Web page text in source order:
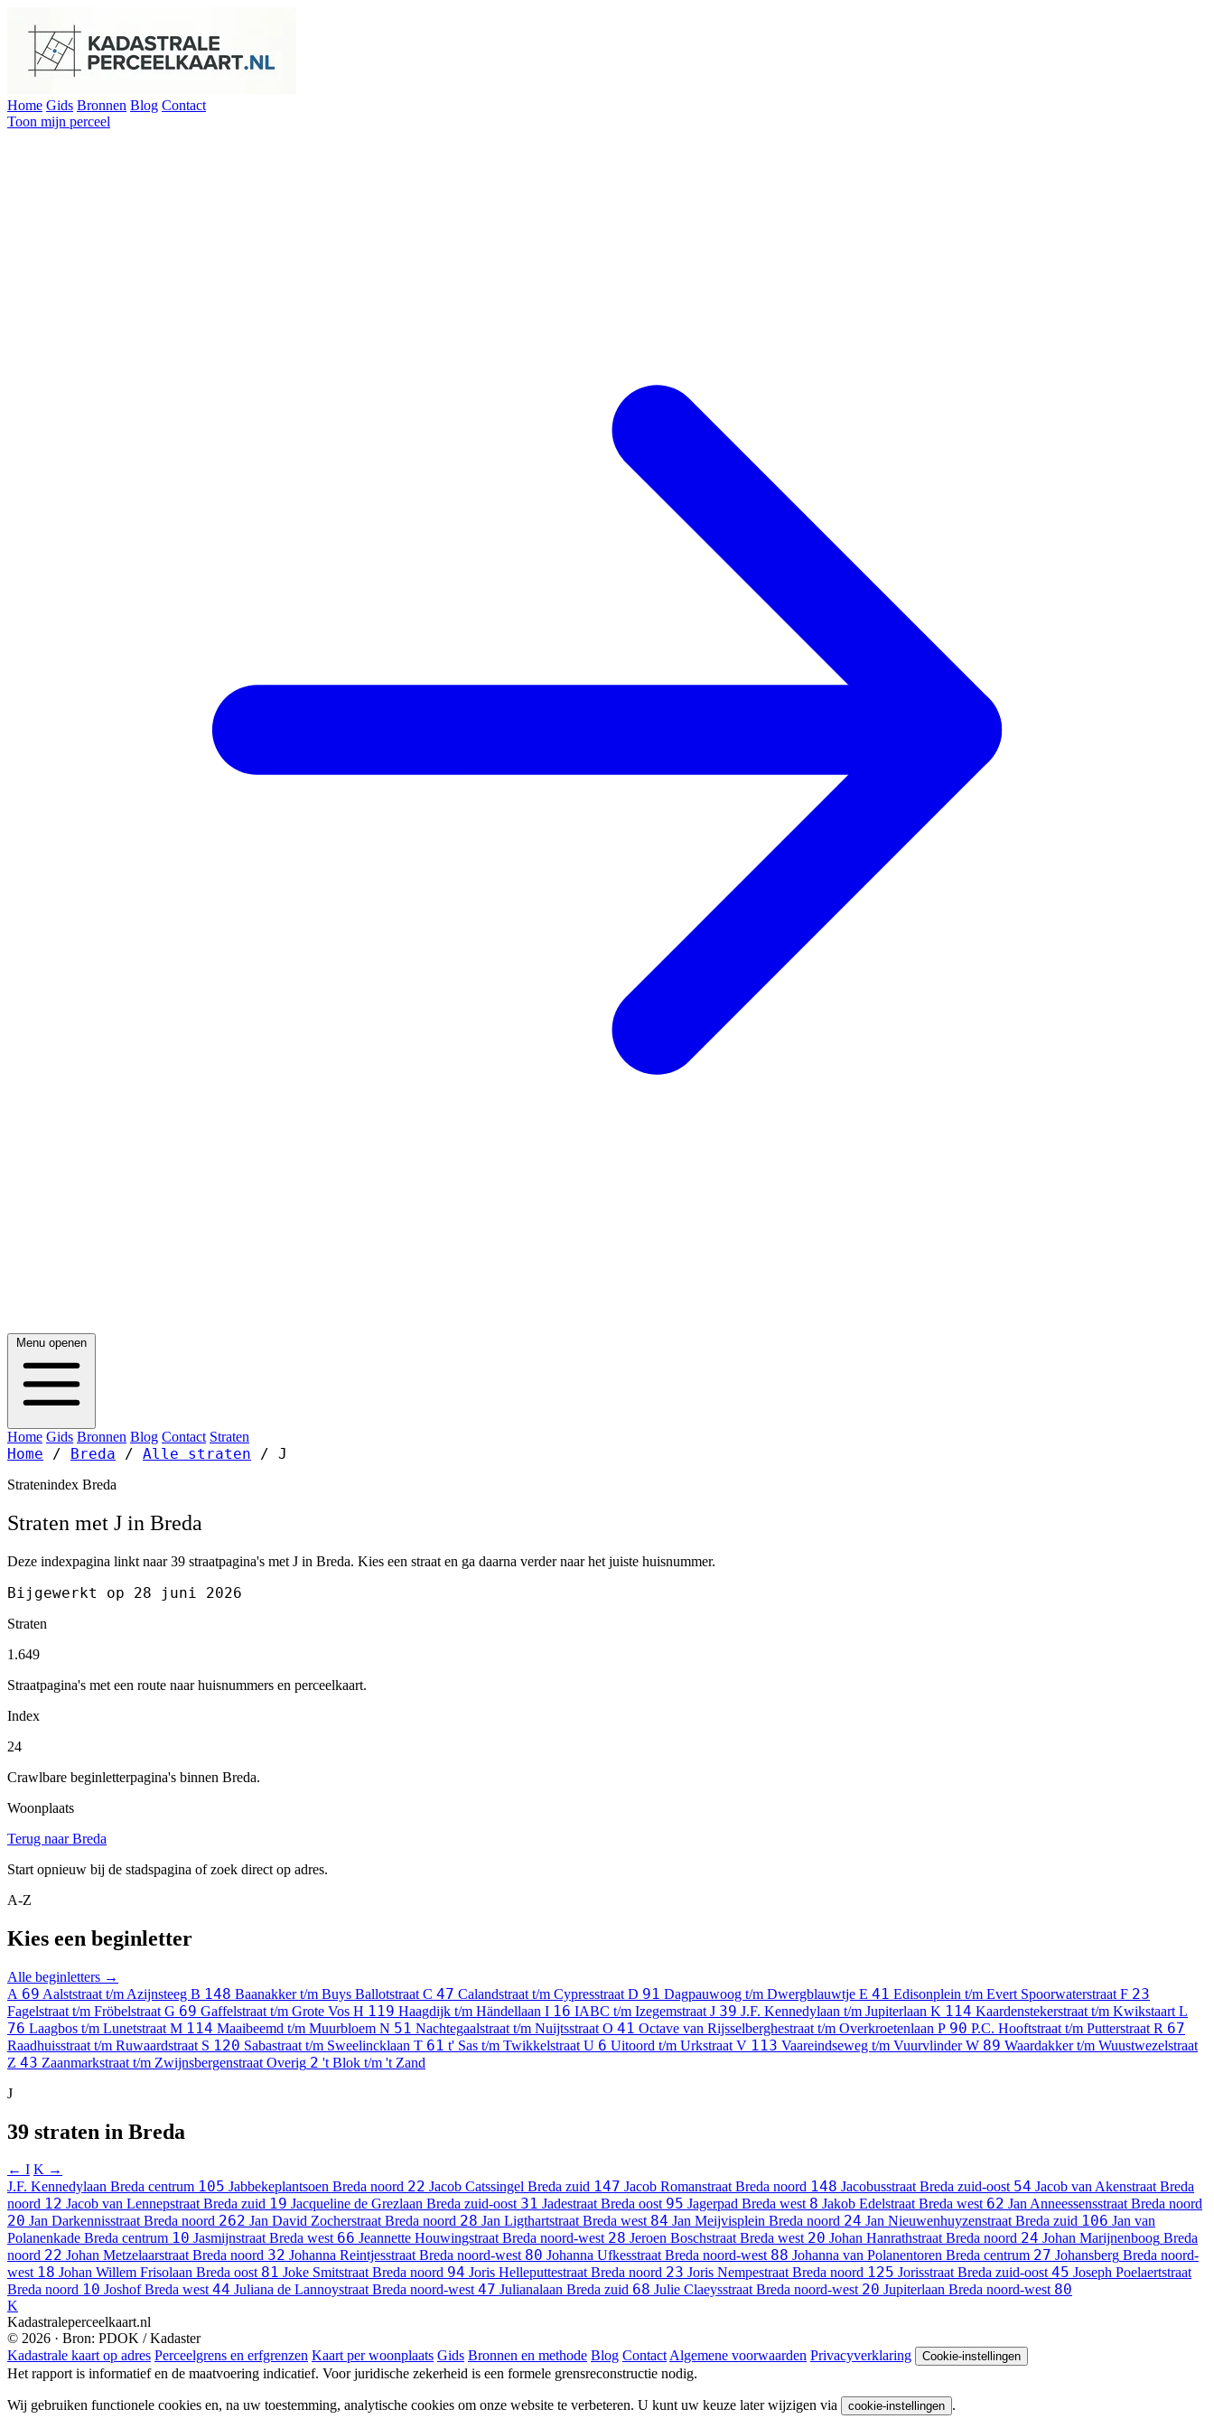
Home Gids Bronnen Blog Contact
Toon mijn perceel
Menu openen
Home Gids Bronnen Blog Contact Straten
Home / Breda / Alle straten / J
Stratenindex Breda
Straten met J in Breda
Deze indexpagina linkt naar 39 straatpagina's met J in Breda. Kies een straat en ga daarna verder naar het juiste huisnummer.
Bijgewerkt op 28 juni 2026
Straten
1.649
Straatpagina's met een route naar huisnummers en perceelkaart.
Index
24
Crawlbare beginletterpagina's binnen Breda.
Woonplaats
Terug naar Breda
Start opnieuw bij de stadspagina of zoek direct op adres.
A-Z
Kies een beginletter
Alle beginletters →
A 69 Aalststraat t/m Azijnsteeg B 148 Baanakker t/m Buys Ballotstraat C 47 Calandstraat t/m Cypresstraat D 91 Dagpauwoog t/m Dwergblauwtje E 41 Edisonplein t/m Evert Spoorwaterstraat F 23
Fagelstraat t/m Fröbelstraat G 69 Gaffelstraat t/m Grote Vos H 119 Haagdijk t/m Händellaan I 16 IABC t/m Izegemstraat J 39 J.F. Kennedylaan t/m Jupiterlaan K 114 Kaardenstekerstraat t/m Kwikstaart L
76 Laagbos t/m Lunetstraat M 114 Maaibeemd t/m Muurbloem N 51 Nachtegaalstraat t/m Nuijtsstraat O 41 Octave van Rijsselberghestraat t/m Overkroetenlaan P 90 P.C. Hooftstraat t/m Putterstraat R 67
Raadhuisstraat t/m Ruwaardstraat S 120 Sabastraat t/m Sweelincklaan T 61 t' Sas t/m Twikkelstraat U 6 Uitoord t/m Urkstraat V 113 Vaareindseweg t/m VuurvlinderW 89 Waardakker t/m Wuustwezelstraat
Z 43 Zaanmarkstraat t/m Zwijnsbergenstraat Overig 2 't Blok t/m 't Zand
J
39 straten in Breda
← I K →
J.F. Kennedylaan Breda centrum 105 Jabbekeplantsoen Breda noord 22 Jacob Catssingel Breda zuid 147 Jacob Romanstraat Breda noord 148 Jacobusstraat Breda zuid-oost 54 Jacob van Akenstraat Breda
noord 12 Jacob van Lennepstraat Breda zuid 19 Jacqueline de Grezlaan Breda zuid-oost 31 Jadestraat Breda oost 95 Jagerpad Breda west 8 Jakob Edelstraat Breda west 62 Jan Anneessensstraat Breda noord
20 Jan Darkennisstraat Breda noord 262 Jan David Zocherstraat Breda noord 28 Jan Ligthartstraat Breda west 84 Jan Meijvisplein Breda noord 24 Jan Nieuwenhuyzenstraat Breda zuid 106 Jan van
Polanenkade Breda centrum 10 Jasmijnstraat Breda west 66 Jeannette Houwingstraat Breda noord-west 28 Jeroen Boschstraat Breda west 20 Johan Hanrathstraat Breda noord 24 Johan Marijnenboog Breda
noord 22 Johan Metzelaarstraat Breda noord 32 Johanna Reintjesstraat Breda noord-west 80 Johanna Ufkesstraat Breda noord-west 88 Johanna van Polanentoren Breda centrum 27 Johansberg Breda noord-
west 18 Johan Willem Frisolaan Breda oost 81 Joke Smitstraat Breda noord 94 Joris Helleputtestraat Breda noord 23 Joris Nempestraat Breda noord 125 Jorisstraat Breda zuid-oost 45 Joseph Poelaertstraat
Breda noord 10 Joshof Breda west 44 Juliana de Lannoystraat Breda noord-west 47 Julianalaan Breda zuid 68 Julie Claeysstraat Breda noord-west 20 Jupiterlaan Breda noord-west 80
K
Kadastraleperceelkaart.nl
© 2026 · Bron: PDOK / Kadaster
Kadastrale kaart op adres Perceelgrens en erfgrenzen Kaart per woonplaats Gids Bronnen en methode Blog ContactAlgemene voorwaarden Privacyverklaring Cookie-instellingen
Het rapport is informatief en de maatvoering indicatief. Voor juridische zekerheid is een formele grensreconstructie nodig.
Wij gebruiken functionele cookies en, na uw toestemming, analytische cookies om onze website te verbeteren. U kunt uw keuze later wijzigen via cookie-instellingen .